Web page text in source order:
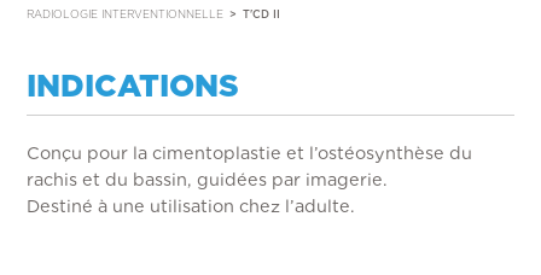
RADIOLOGIE INTERVENTIONNELLE > T'CD II
INDICATIONS
Conçu pour la cimentoplastie et l’ostéosynthèse du
rachis et du bassin, guidées par imagerie.
Destiné à une utilisation chez l’adulte.